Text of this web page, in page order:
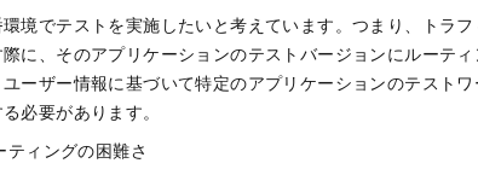
境でテストを実施したいと考えています。つまり、トラ
に、そのアプリケーションのテストバージョンにルーティ
ーザー情報に基づいて特定のアプリケーションのテスト
必要があります。
ティングの困難さ